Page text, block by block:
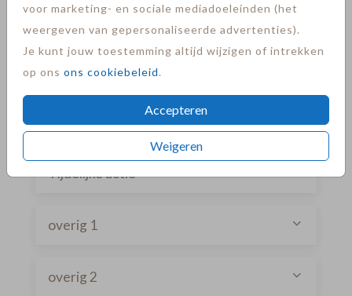
voor marketing- en sociale mediadoeleinden (het
weergeven van gepersonaliseerde advertenties).
Je kunt jouw toestemming altijd wijzigen of intrekken
op ons ons cookiebeleid.
Accepteren
Weigeren
Logo verwijderen
Refund
Coulance
Tijdelijke actie
overig 1
overig 2